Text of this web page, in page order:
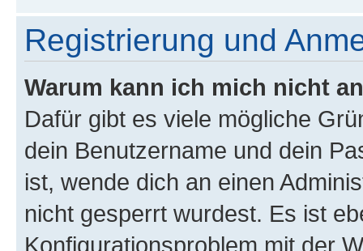
Registrierung und
Warum kann ich mich nicht
Dafür gibt es viele mögliche
dein Benutzername und dein
ist, wende dich an einen
nicht gesperrt wurdest. Es ist
Konfigurationsproblem mit der